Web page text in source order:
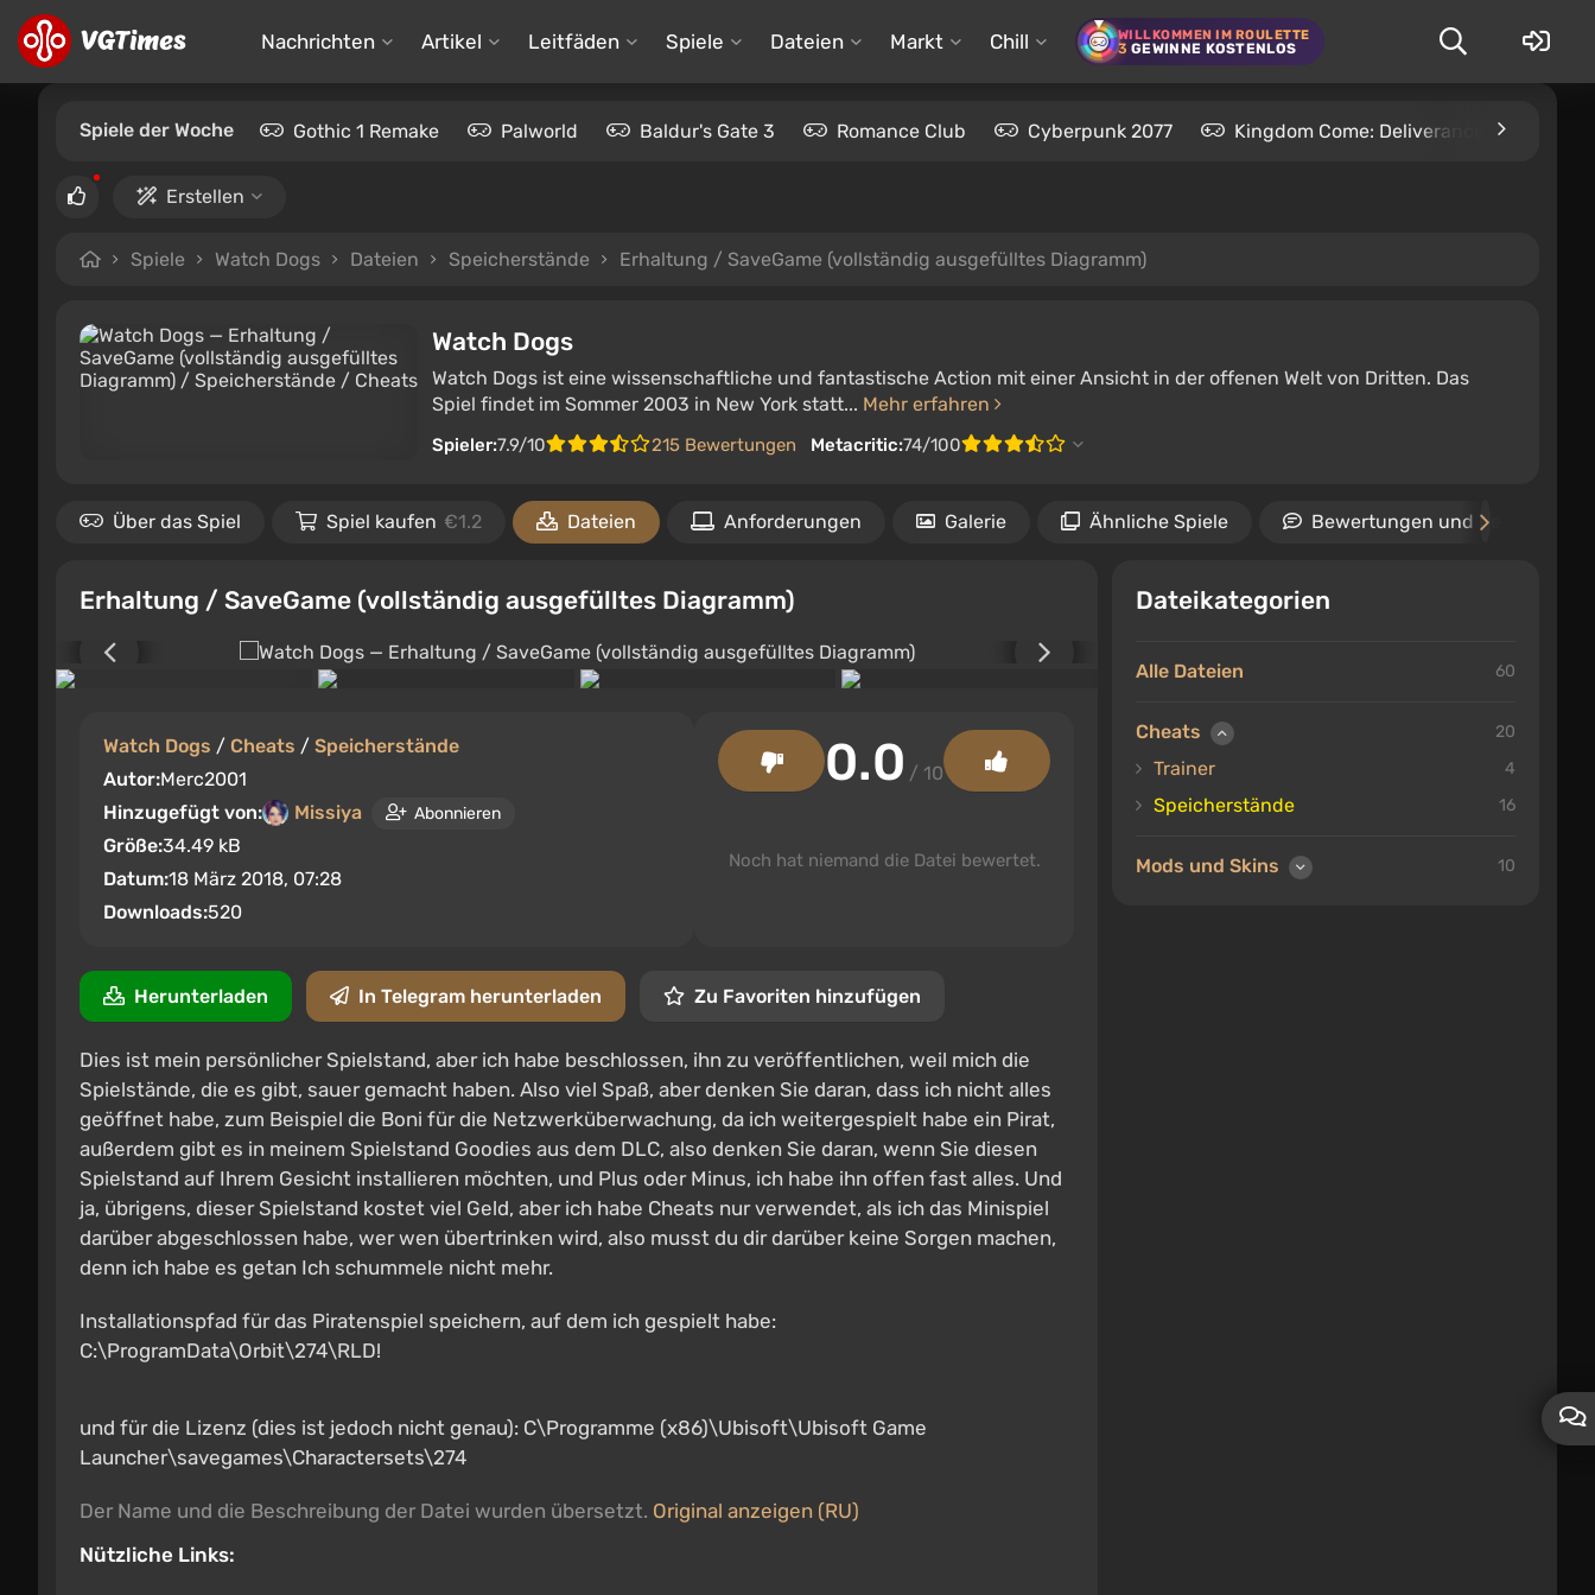
Nachrichten Artikel Leitfäden Spiele Dateien Markt Chill WILLKOMMEN IM ROULETTE
3 GEWINNE KOSTENLOS
Spiele der Woche Gothic 1 Remake Palworld Baldur's Gate 3 Romance Club Cyberpunk 2077 Kingdom Come: Deliverance 2
Erstellen
Spiele Watch Dogs Dateien Speicherstände Erhaltung / SaveGame (vollständig ausgefülltes Diagramm)
Watch Dogs
Watch Dogs ist eine wissenschaftliche und fantastische Action mit einer Ansicht in der offenen Welt von Dritten. Das
Spiel findet im Sommer 2003 in New York statt... Mehr erfahren
Spieler:7.9/10 215 Bewertungen Metacritic:74/100
Über das Spiel Spiel kaufen €1.2 Dateien Anforderungen Galerie Ähnliche Spiele Bewertungen und Rezensionen
Dateikategorien
Alle Dateien 60
Cheats 20
Trainer 4
Speicherstände 16
Mods und Skins 10
Erhaltung / SaveGame (vollständig ausgefülltes Diagramm)
Watch Dogs / Cheats / Speicherstände
Autor:Merc2001
Hinzugefügt von:
Missiya Abonnieren
Größe:34.49 kB
Datum:18 März 2018, 07:28
Downloads:520
0.0 / 10
Noch hat niemand die Datei bewertet.
Herunterladen In Telegram herunterladen Zu Favoriten hinzufügen
Dies ist mein persönlicher Spielstand, aber ich habe beschlossen, ihn zu veröffentlichen, weil mich die
Spielstände, die es gibt, sauer gemacht haben. Also viel Spaß, aber denken Sie daran, dass ich nicht alles
geöffnet habe, zum Beispiel die Boni für die Netzwerküberwachung, da ich weitergespielt habe ein Pirat,
außerdem gibt es in meinem Spielstand Goodies aus dem DLC, also denken Sie daran, wenn Sie diesen
Spielstand auf Ihrem Gesicht installieren möchten, und Plus oder Minus, ich habe ihn offen fast alles. Und
ja, übrigens, dieser Spielstand kostet viel Geld, aber ich habe Cheats nur verwendet, als ich das Minispiel
darüber abgeschlossen habe, wer wen übertrinken wird, also musst du dir darüber keine Sorgen machen,
denn ich habe es getan Ich schummele nicht mehr.
Installationspfad für das Piratenspiel speichern, auf dem ich gespielt habe:
C:\ProgramData\Orbit\274\RLD!
und für die Lizenz (dies ist jedoch nicht genau): C\Programme (x86)\Ubisoft\Ubisoft Game
Launcher\savegames\Charactersets\274
Der Name und die Beschreibung der Datei wurden übersetzt. Original anzeigen (RU)
Nützliche Links: